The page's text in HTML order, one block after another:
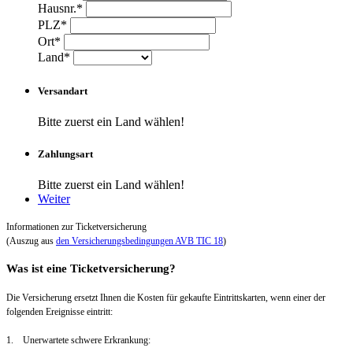
Hausnr.*
PLZ*
Ort*
Land*
Versandart
Bitte zuerst ein Land wählen!
Zahlungsart
Bitte zuerst ein Land wählen!
Weiter
Informationen zur Ticketversicherung
(Auszug aus den Versicherungsbedingungen AVB TIC 18)
Was ist eine Ticketversicherung?
Die Versicherung ersetzt Ihnen die Kosten für gekaufte Eintrittskarten, wenn einer der
folgenden Ereignisse eintritt:
1. Unerwartete schwere Erkrankung: